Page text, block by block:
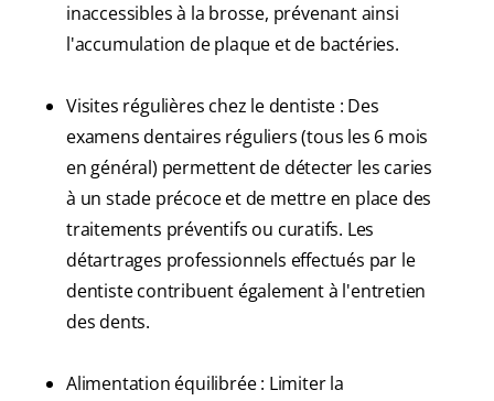
inaccessibles à la brosse, prévenant ainsi
l'accumulation de plaque et de bactéries.
Visites régulières chez le dentiste : Des
examens dentaires réguliers (tous les 6 mois
en général) permettent de détecter les caries
à un stade précoce et de mettre en place des
traitements préventifs ou curatifs. Les
détartrages professionnels effectués par le
dentiste contribuent également à l'entretien
des dents.
Alimentation équilibrée : Limiter la